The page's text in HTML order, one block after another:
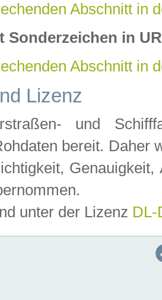
Abschnitt in
Sonderzeichen in
Abschnitt in
Lizenz
und
bereit. Daher
unter der Lizenz